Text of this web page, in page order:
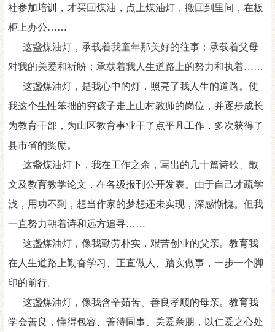
社参加培训，才买回煤油，点上煤油灯，搬回到里间，在板
柜上办公……
这盏煤油灯，承载着我童年那美好的往事；承载着父母
对我的关爱和祈盼；承载着我人生道路上的努力和执着……
这盏煤油灯，是我心中的灯 ， 照亮了我人生的道路。使
我这个生性笨拙的穷孩子走上山村教师的岗位，并逐步成长
为教育干部，为山区教育事业干了点平凡工作，多次获得了
县市省的奖励。
这盏煤油灯下，我在工作之余，写出的几十篇诗歌、散
文及教育教学论文，在各级报刊公开发表。由于自己才疏学
浅，用功不到，想当作家的梦想还未实现，深感惭愧。但我
一直努力朝着诗和远方追寻……
这盏煤油灯，像我勤劳朴实，艰苦创业的父亲。教育我
在人生道路上勤奋学习、正直做人、 踏实做事 ，一步一个脚
印的前行。
这盏煤油灯，像我含辛茹苦 、善良孝顺的母亲。教育我
学会善良，懂得包容、善待同事、关爱亲朋， 以仁爱之心处